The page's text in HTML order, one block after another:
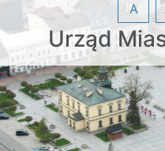
Urząd
A